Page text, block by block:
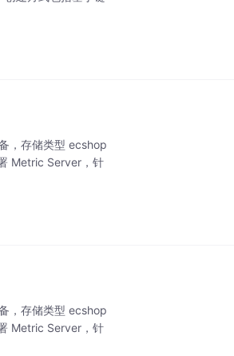
，存储类型 ecshop
Metric Server，针
，存储类型 ecshop
Metric Server，针